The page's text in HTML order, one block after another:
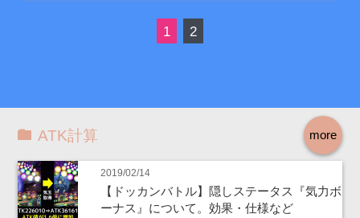
1 2
more
ATK計算
2019/02/14
【ドッカンバトル】隠しステータス『気力ボ
ーナス』について。効果・仕様など